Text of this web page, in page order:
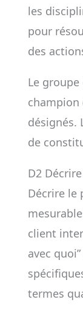
les
pour
des
Le
champion
désignés.
de
D2
Décrire le
client
avec
termes